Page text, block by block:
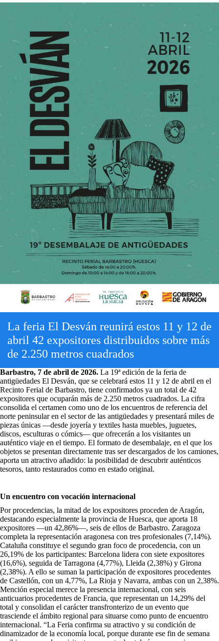
La feria El Desván reunirá estos 11 y 12 de
abril 42 expositores distribuidos sobre más
de 2.250 metros cuadrados
Barbastro, 7 de abril de 2026. La 19ª edición de la feria de
antigüedades El Desván, que se celebrará estos 11 y 12 de abril en el
Recinto Ferial de Barbastro, tiene confirmados ya un total de 42
expositores que ocuparán más de 2.250 metros cuadrados. La cifra
consolida el certamen como uno de los encuentros de referencia del
norte peninsular en el sector de las antigüedades y presentará miles de
piezas únicas —desde joyería y textiles hasta muebles, juguetes,
discos, esculturas o cómics— que ofrecerán a los visitantes un
auténtico viaje en el tiempo. El formato de desembalaje, en el que los
objetos se presentan directamente tras ser descargados de los camiones,
aporta un atractivo añadido: la posibilidad de descubrir auténticos
tesoros, tanto restaurados como en estado original.
Un encuentro con vocación internacional
Por procedencias, la mitad de los expositores proceden de Aragón,
destacando especialmente la provincia de Huesca, que aporta 18
expositores —un 42,86%—, seis de ellos de Barbastro. Zaragoza
completa la representación aragonesa con tres profesionales (7,14%).
Cataluña constituye el segundo gran foco de procedencia, con un
26,19% de los participantes: Barcelona lidera con siete expositores
(16,6%), seguida de Tarragona (4,77%), Lleida (2,38%) y Girona
(2,38%). A ello se suman la participación de expositores procedentes
de Castellón, con un 4,77%, La Rioja y Navarra, ambas con un 2,38%.
Mención especial merece la presencia internacional, con seis
anticuarios procedentes de Francia, que representan un 14,29% del
total y consolidan el carácter transfronterizo de un evento que
trasciende el ámbito regional para situarse como punto de encuentro
internacional. “La Feria confirma su atractivo y su condición de
dinamizador de la economía local, porque durante ese fin de semana